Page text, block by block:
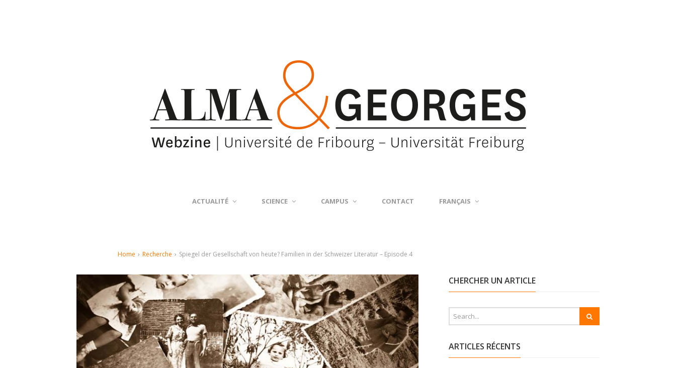
ACTUALITÉ SCIENCE CAMPUS CONTACT FRANÇAIS
Home › Recherche › Spiegel der Gesellschaft von heute? Familien in der Schweizer Literatur – Episode 4
CHERCHER UN ARTICLE
ARTICLES RÉCENTS